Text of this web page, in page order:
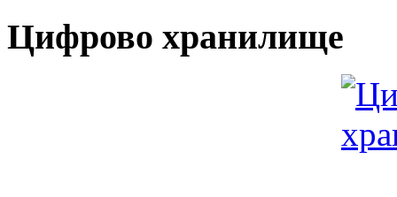
Цифрово хранилище